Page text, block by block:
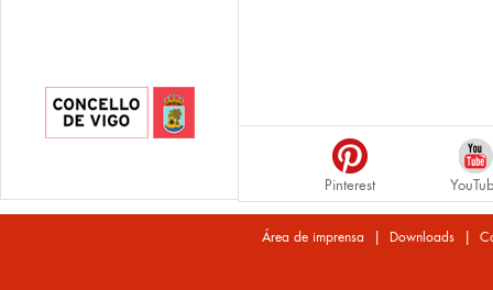
Pinterest
Área de imprensa | Downloads |